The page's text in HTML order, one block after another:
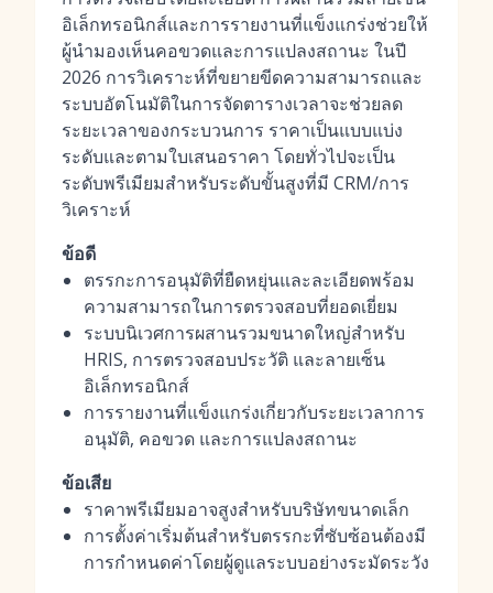
อิเล็กทรอนิกส์และการรายงานที่แข็งแกร่งช่วยให้
ผู้นำมองเห็นคอขวดและการแปลงสถานะ ในปี
2026 การวิเคราะห์ที่ขยายขีดความสามารถและ
ระบบอัตโนมัติในการจัดตารางเวลาจะช่วยลด
ระยะเวลาของกระบวนการ ราคาเป็นแบบแบ่ง
ระดับและตามใบเสนอราคา โดยทั่วไปจะเป็น
ระดับพรีเมียมสำหรับระดับขั้นสูงที่มี CRM/การ
วิเคราะห์
ข้อดี
ตรรกะการอนุมัติที่ยืดหยุ่นและละเอียดพร้อม
ความสามารถในการตรวจสอบที่ยอดเยี่ยม
ระบบนิเวศการผสานรวมขนาดใหญ่สำหรับ
HRIS, การตรวจสอบประวัติ และลายเซ็น
อิเล็กทรอนิกส์
การรายงานที่แข็งแกร่งเกี่ยวกับระยะเวลาการ
อนุมัติ, คอขวด และการแปลงสถานะ
ข้อเสีย
ราคาพรีเมียมอาจสูงสำหรับบริษัทขนาดเล็ก
การตั้งค่าเริ่มต้นสำหรับตรรกะที่ซับซ้อนต้องมี
การกำหนดค่าโดยผู้ดูแลระบบอย่างระมัดระวัง